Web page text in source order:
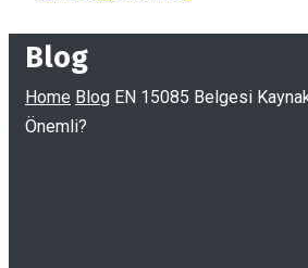
Blog
Home Blog EN 15085 Belgesi
Önemli?